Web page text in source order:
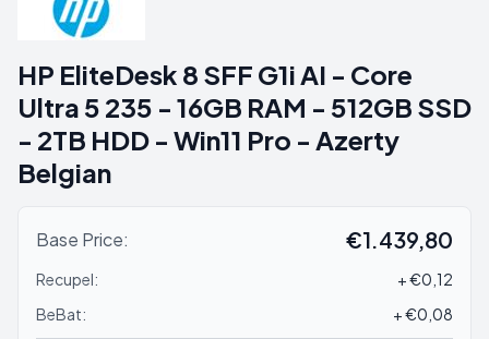
HP EliteDesk 8 SFF G1i AI - Core
Ultra 5 235 - 16GB RAM - 512GB SSD
- 2TB HDD - Win11 Pro - Azerty
Belgian
Base Price: €1.439,80
Recupel:
+ €0,12
BeBat:
+ €0,08